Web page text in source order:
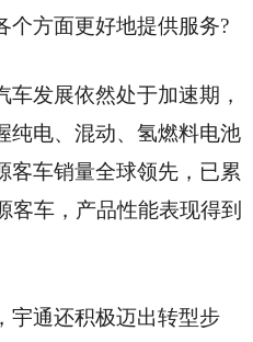
个方面更好地提供服务?
车发展依然处于加速期，
纯电、混动、氢燃料电池
客车销量全球领先，已累
客车，产品性能表现得到
宇通还积极迈出转型步